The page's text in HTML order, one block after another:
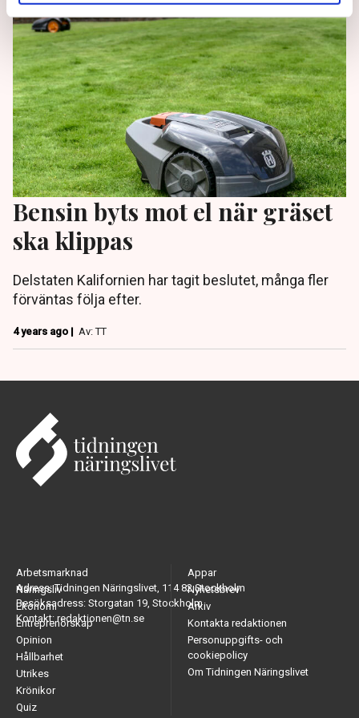
Bensin byts mot el när gräset
ska klippas
Delstaten Kalifornien har tagit beslutet, många fler
förväntas följa efter.
4 years ago | Av: TT
Adress: Tidningen Näringslivet, 114 82 Stockholm
Besöksadress: Storgatan 19, Stockholm
Kontakt: redaktionen@tn.se
Arbetsmarknad
Näringsliv
Ekonomi
Entreprenörskap
Opinion
Hållbarhet
Utrikes
Krönikor
Quiz
Appar
Nyhetsbrev
Arkiv
Kontakta redaktionen
Personuppgifts- och
cookiepolicy
Om Tidningen Näringslivet